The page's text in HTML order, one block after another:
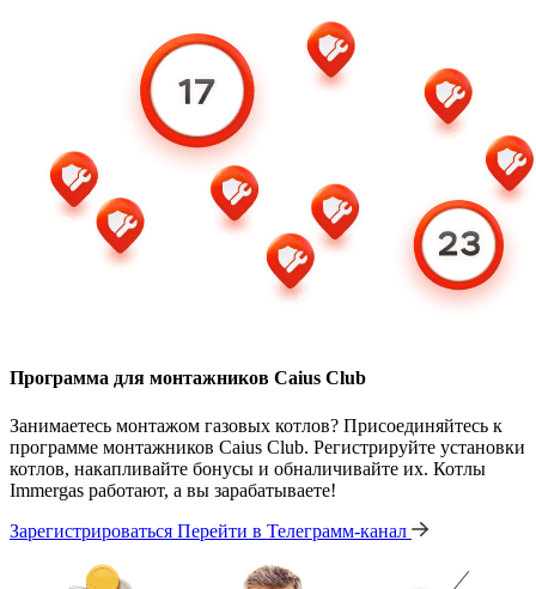
Программа для монтажников Caius Club
Занимаетесь монтажом газовых котлов? Присоединяйтесь к
программе монтажников Caius Club. Регистрируйте установки
котлов, накапливайте бонусы и обналичивайте их. Котлы
Immergas работают, а вы зарабатываете!
Зарегистрироваться Перейти в Телеграмм-канал